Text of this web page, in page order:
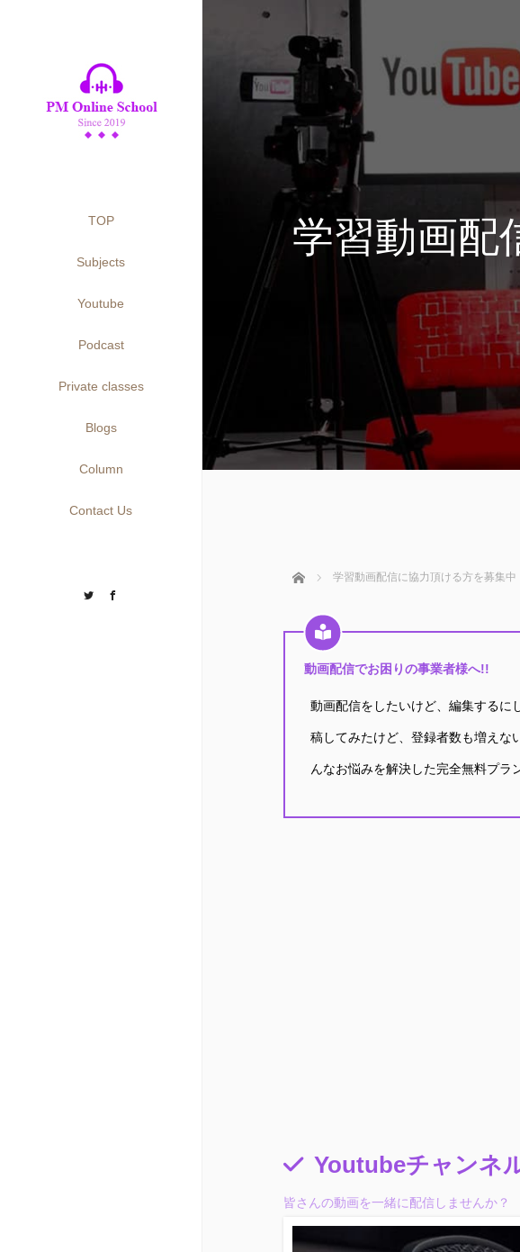
TOP
Subjects
Youtube
Podcast
Private classes
Blogs
Column
Contact Us
Twitter
学習動画配
ホーム 学習動画配信に協力頂ける方を募集中
動画配信でお困りの事業者様へ!!
動画配信をしたいけど、編集するに
稿してみたけど、登録者数も増えな
んなお悩みを解決した完全無料プラ
Youtubeチャンネ
皆さんの動画を一緒に配信しませんか？